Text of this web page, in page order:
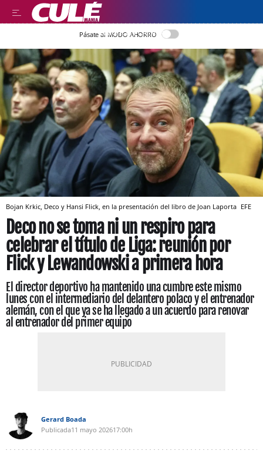
LLEGIR EN CATALÀ
Pásate al MODO AHORRO
Bojan Krkic, Deco y Hansi Flick, en la presentación del libro de Joan Laporta EFE
Deco no se toma ni un respiro para
celebrar el título de Liga: reunión por
Flick y Lewandowski a primera hora
El director deportivo ha mantenido una cumbre este mismo
lunes con el intermediario del delantero polaco y el entrenador
alemán, con el que ya se ha llegado a un acuerdo para renovar
al entrenador del primer equipo
Gerard Boada
Publicada11 mayo 202617:00h